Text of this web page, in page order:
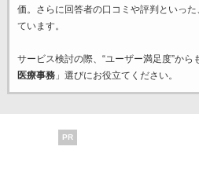
価。さらに回答者の口コミや評判といっ
ています。
サービス検討の際、“ユーザー満足度”から
医療事務」選びにお役立てください。
PR